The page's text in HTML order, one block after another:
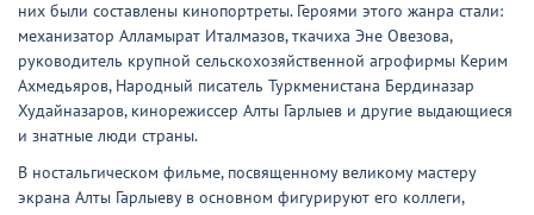
них были составлены кинопортреты. Героями этого жанра стали:
механизатор Алламырат Италмазов, ткачиха Эне Овезова,
руководитель крупной сельскохозяйственной агрофирмы Керим
Ахмедьяров, Народный писатель Туркменистана Бердиназар
Худайназаров, кинорежиссер Алты Гарлыев и другие выдающиеся
и знатные люди страны.
В ностальгическом фильме, посвященному великому мастеру
экрана Алты Гарлыеву в основном фигурируют его коллеги,